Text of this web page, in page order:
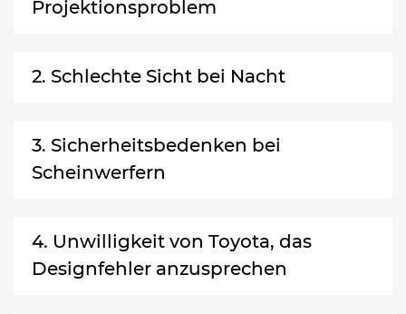
Projektionsproblem
2. Schlechte Sicht bei Nacht
3. Sicherheitsbedenken bei
Scheinwerfern
4. Unwilligkeit von Toyota, das
Designfehler anzusprechen